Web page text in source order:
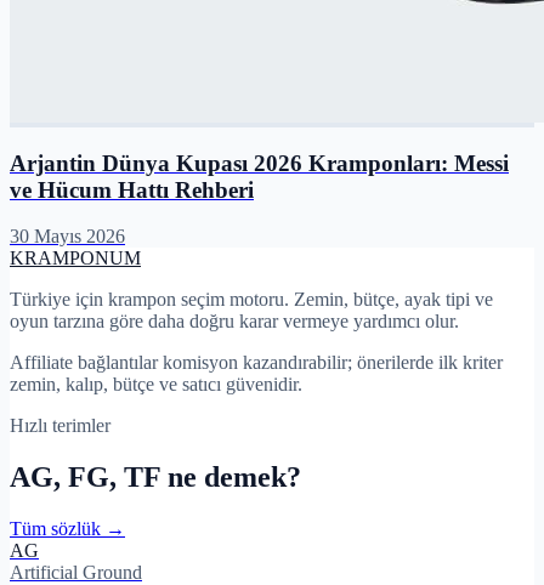
Arjantin Dünya Kupası 2026 Kramponları: Messi
ve Hücum Hattı Rehberi
30 Mayıs 2026
KRAMPONUM
Türkiye için krampon seçim motoru. Zemin, bütçe, ayak tipi ve
oyun tarzına göre daha doğru karar vermeye yardımcı olur.
Affiliate bağlantılar komisyon kazandırabilir; önerilerde ilk kriter
zemin, kalıp, bütçe ve satıcı güvenidir.
Hızlı terimler
AG, FG, TF ne demek?
Tüm sözlük →
AG
Artificial Ground